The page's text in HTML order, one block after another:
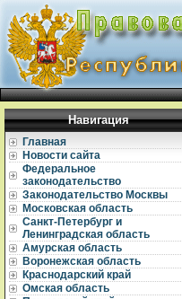
Навигация
Главная
Новости сайта
Федеральное
законодательство
Законодательство Москвы
Московская область
Санкт-Петербург и
Ленинградская область
Амурская область
Воронежская область
Краснодарский край
Омская область